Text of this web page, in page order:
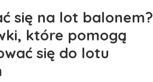
się na lot balonem?
które pomogą
się do lotu